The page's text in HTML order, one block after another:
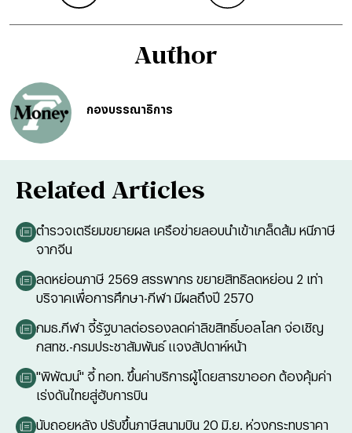
Author
กองบรรณาธิการ
Related Articles
ตำรวจเตรียมขยายผล เครือข่ายลอบนำเข้าเกล็ดส้ม หนีภาษี
จากจีน
ลดหย่อนภาษี 2569 สรรพากร ขยายสิทธิลดหย่อน 2 เท่า
บริจาคเพื่อการศึกษา-กีฬา มีผลถึงปี 2570
กมธ.กีฬา จี้รัฐบาลต่อรองลดค่าลิขสิทธิ์บอลโลก จ่อเชิญ
กสทช.-กรมประชาสัมพันธ์ แจงสัปดาห์หน้า
"พิพัฒน์" จี้ ทอท. ขึ้นค่าบริการผู้โดยสารขาออก ต้องคุ้มค่า
เร่งดันไทยสู่ฮับการบิน
นับถอยหลัง ปรับขึ้นภาษีสนามบิน 20 มิ.ย. ห่วงกระทบราคา